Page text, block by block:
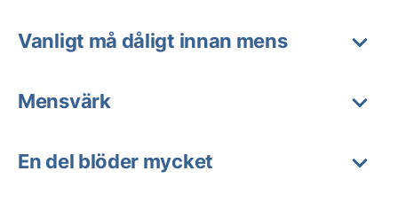
Vanligt må dåligt innan mens
Mensvärk
En del blöder mycket